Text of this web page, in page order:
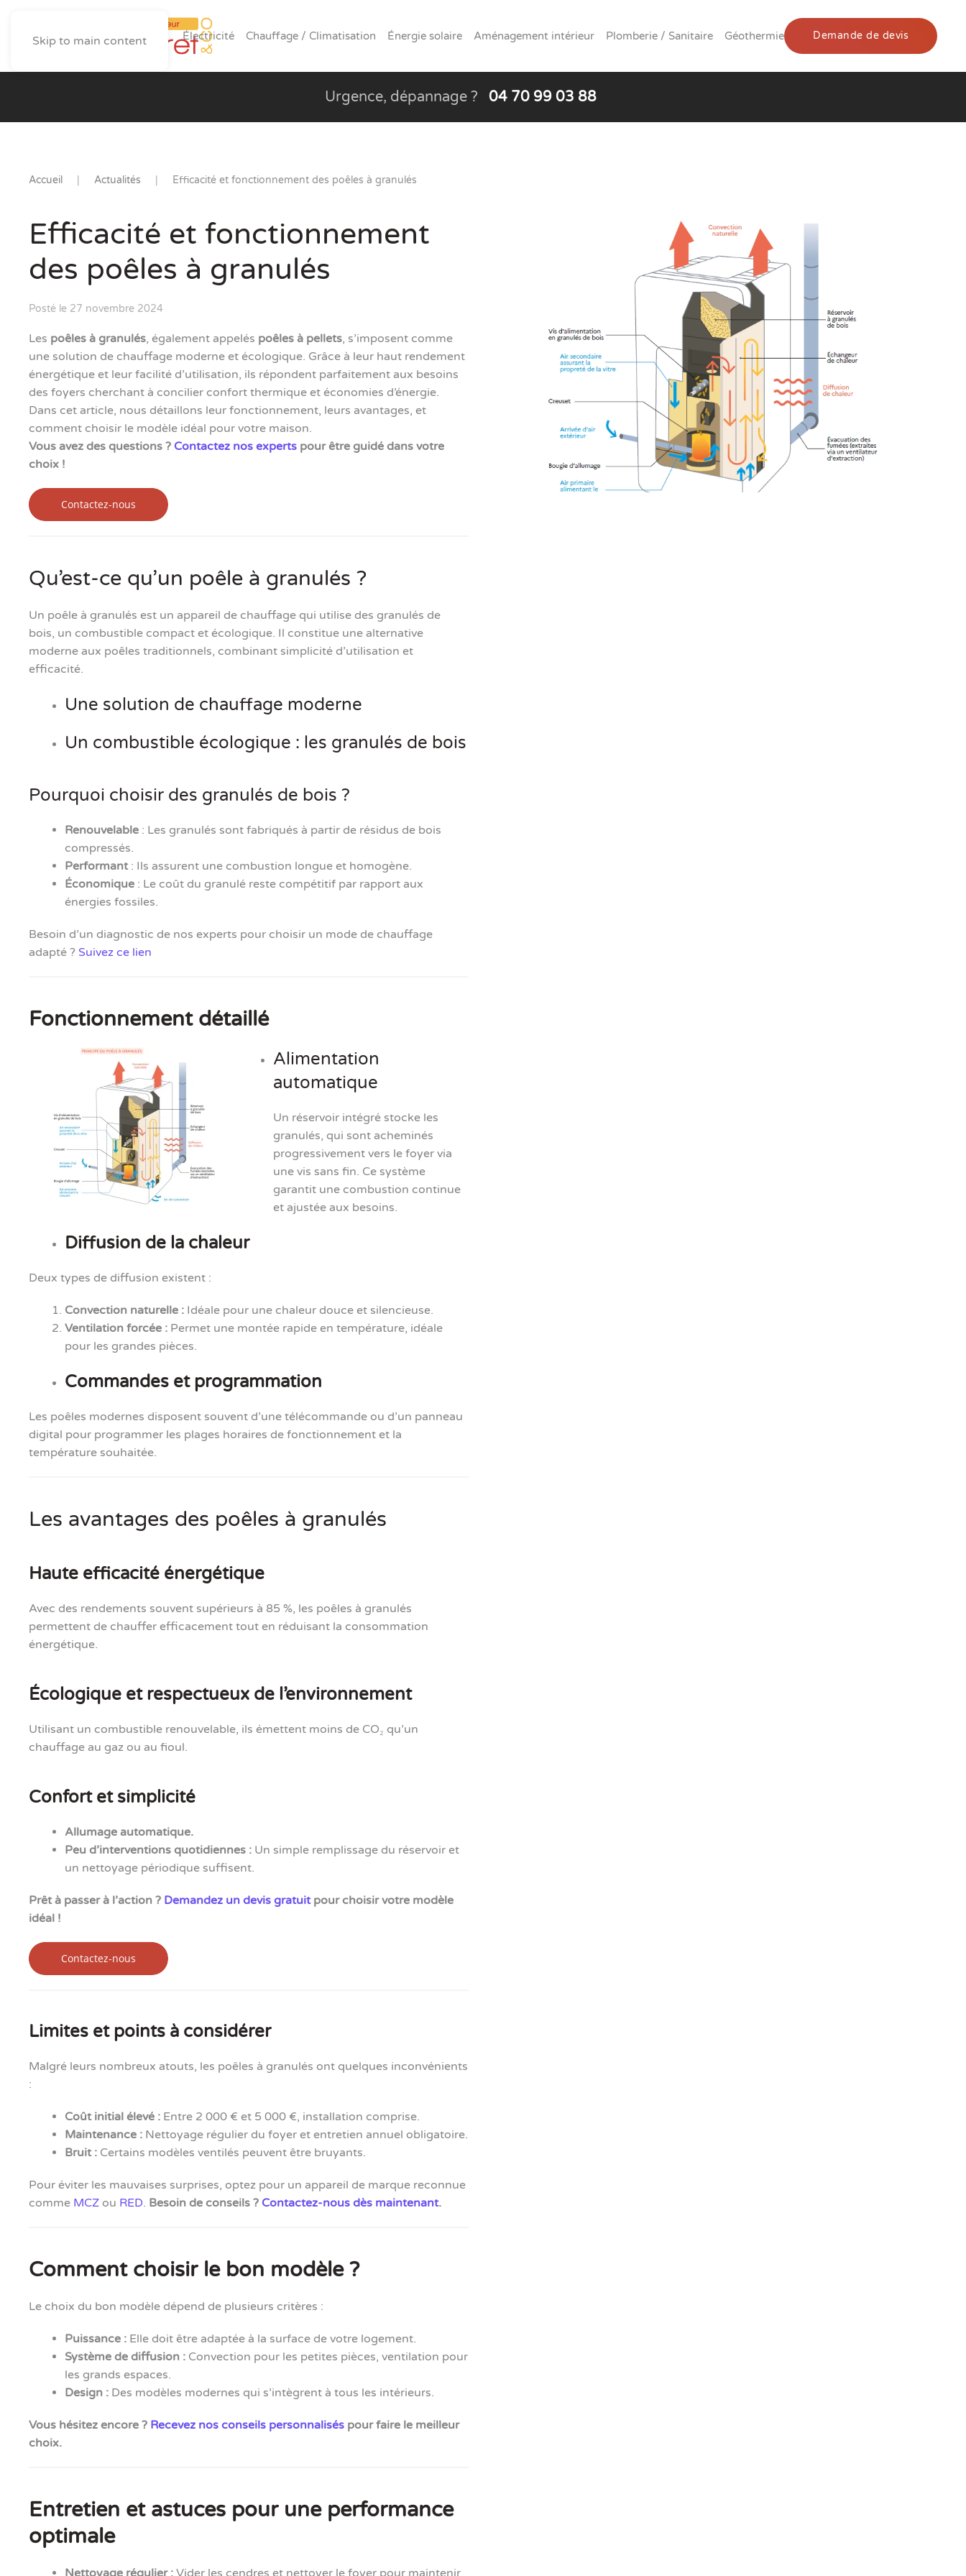
Skip to main content Électricité Chauffage / Climatisation Énergie solaire Aménagement intérieur Plomberie / Sanitaire Géothermie Demande de devis
Urgence, dépannage ? 04 70 99 03 88
Accueil Actualités Efficacité et fonctionnement des poêles à granulés
Efficacité et fonctionnement
des poêles à granulés
Posté le 27 novembre 2024
Les poêles à granulés, également appelés poêles à pellets, s’imposent comme
une solution de chauffage moderne et écologique. Grâce à leur haut rendement
énergétique et leur facilité d’utilisation, ils répondent parfaitement aux besoins
des foyers cherchant à concilier confort thermique et économies d’énergie.
Dans cet article, nous détaillons leur fonctionnement, leurs avantages, et
comment choisir le modèle idéal pour votre maison.
Vous avez des questions ? Contactez nos experts pour être guidé dans votre
choix !
Qu’est-ce qu’un poêle à granulés ?
Un poêle à granulés est un appareil de chauffage qui utilise des granulés de
bois, un combustible compact et écologique. Il constitue une alternative
moderne aux poêles traditionnels, combinant simplicité d’utilisation et
efficacité.
Une solution de chauffage moderne
Un combustible écologique : les granulés de bois
Pourquoi choisir des granulés de bois ?
Renouvelable : Les granulés sont fabriqués à partir de résidus de bois
compressés.
Performant: Ils assurent une combustion longue et homogène.
Économique : Le coût du granulé reste compétitif par rapport aux
énergies fossiles.
Besoin d’un diagnostic de nos experts pour choisir un mode de chauffage
adapté ? Suivez ce lien
Fonctionnement détaillé
Alimentation
automatique
Un réservoir intégré stocke les
granulés, qui sont acheminés
progressivement vers le foyer via
une vis sans fin. Ce système
garantit une combustion continue
et ajustée aux besoins.
Diffusion de la chaleur
Deux types de diffusion existent :
Convection naturelle : Idéale pour une chaleur douce et silencieuse.
Ventilation forcée : Permet une montée rapide en température, idéale
pour les grandes pièces.
Commandes et programmation
Les poêles modernes disposent souvent d’une télécommande ou d’un panneau
digital pour programmer les plages horaires de fonctionnement et la
température souhaitée.
Les avantages des poêles à granulés
Haute efficacité énergétique
Avec des rendements souvent supérieurs à 85 %, les poêles à granulés
permettent de chauffer efficacement tout en réduisant la consommation
énergétique.
Écologique et respectueux de l’environnement
Utilisant un combustible renouvelable, ils émettent moins de CO₂ qu’un
chauffage au gaz ou au fioul.
Confort et simplicité
Allumage automatique.
Peu d’interventions quotidiennes : Un simple remplissage du réservoir et
un nettoyage périodique suffisent.
Prêt à passer à l’action ? Demandez un devis gratuitpour choisir votre modèle
idéal !
Limites et points à considérer
Malgré leurs nombreux atouts, les poêles à granulés ont quelques inconvénients
:
Coût initial élevé : Entre 2 000 € et 5 000 €, installation comprise.
Maintenance : Nettoyage régulier du foyer et entretien annuel obligatoire.
Bruit : Certains modèles ventilés peuvent être bruyants.
Pour éviter les mauvaises surprises, optez pour un appareil de marque reconnue
comme MCZ ou RED. Besoin de conseils ? Contactez-nous dès maintenant.
Comment choisir le bon modèle ?
Le choix du bon modèle dépend de plusieurs critères :
Puissance : Elle doit être adaptée à la surface de votre logement.
Système de diffusion : Convection pour les petites pièces, ventilation pour
les grands espaces.
Design : Des modèles modernes qui s’intègrent à tous les intérieurs.
Vous hésitez encore ? Recevez nos conseils personnalisés pour faire le meilleur
choix.
Entretien et astuces pour une performance
optimale
Nettoyage régulier : Vider les cendres et nettoyer le foyer pour maintenir